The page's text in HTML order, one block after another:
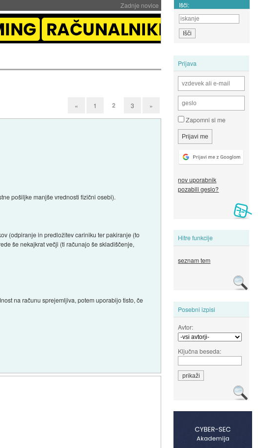
Zadnje novice Išči:
Prijava
Zapomni si me
nov uporabnik
pozabili geslo?
Hitre funkcije
seznam tem
Posebni izpisi
Avtor:
Ključna beseda:
« 1 2 3 »
pošiljke manjše vrednosti fizični osebi).
(odpiranje in predložitev cariniku ter pakiranje (to
še nekajkrat večji (ti računajo še skladiščenje,
na računu sprejemljiva, potem uporabijo tisto, če